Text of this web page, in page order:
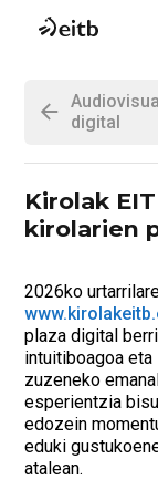
digital
Kirolak
kirolarien
2026ko
plaza digital
intuitiboagoa
zuzeneko
esperientzia
edozein
eduki
atalean.